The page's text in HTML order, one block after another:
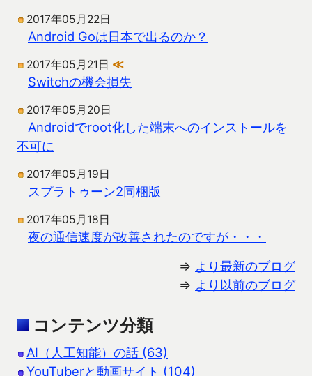
2017年05月22日
Android Goは日本で出るのか？
2017年05月21日 ≪
Switchの機会損失
2017年05月20日
Androidでroot化した端末へのインストールを
不可に
2017年05月19日
スプラトゥーン2同梱版
2017年05月18日
夜の通信速度が改善されたのですが・・・
⇒ より最新のブログ
⇒ より以前のブログ
コンテンツ分類
AI（人工知能）の話 (63)
YouTuberと動画サイト (104)